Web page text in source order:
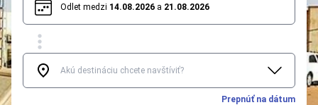
Odlet medzi 14.08.2026 a 21.08.2026
Prepnúť na dátum